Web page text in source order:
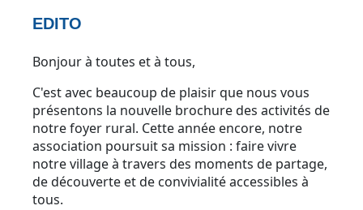
EDITO
Bonjour à toutes et à tous,
C'est avec beaucoup de plaisir que nous vous
présentons la nouvelle brochure des activités de
notre foyer rural. Cette année encore, notre
association poursuit sa mission : faire vivre
notre village à travers des moments de partage,
de découverte et de convivialité accessibles à
tous.